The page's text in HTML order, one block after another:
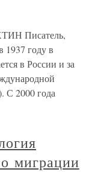
Писатель,
1937 году в
в России и за
С 2000 года
миграции